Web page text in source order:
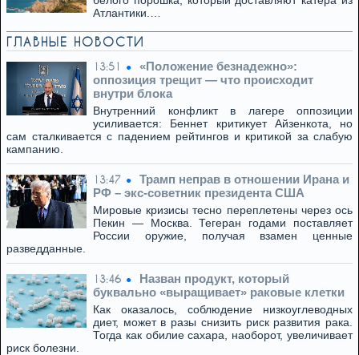
Атлантики.…
ГЛАВНЫЕ НОВОСТИ
13:51
«Положение безнадежно»:
оппозиция трещит — что происходит
внутри блока
Внутренний конфликт в лагере оппозиции
усиливается: Беннет критикует Айзенкота, но
сам сталкивается с падением рейтингов и критикой за слабую
кампанию.
13:47
Трамп неправ в отношении Ирана и
РФ – экс-советник президента США
Мировые кризисы тесно переплетены через ось
Пекин — Москва. Тегеран годами поставляет
России оружие, получая взамен ценные
разведданные.
13:46
Назван продукт, который
буквально «выращивает» раковые клетки
Как оказалось, соблюдение низкоуглеводных
диет, может в разы снизить риск развития рака.
Тогда как обилие сахара, наоборот, увеличивает
риск болезни.